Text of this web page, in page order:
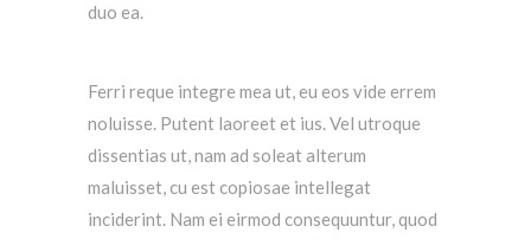
duo ea.
Ferri reque integre mea ut, eu eos vide errem
noluisse. Putent laoreet et ius. Vel utroque
dissentias ut, nam ad soleat alterum
maluisset, cu est copiosae intellegat
inciderint. Nam ei eirmod consequuntur, quod